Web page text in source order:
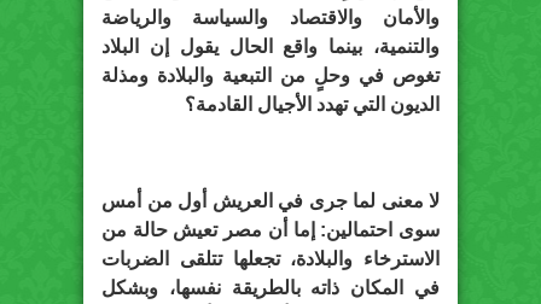
والأمان والاقتصاد والسياسة والرياضة
والتنمية، بينما واقع الحال يقول إن البلاد
تغوص في وحلٍ من التبعية والبلادة ومذلة
الديون التي تهدد الأجيال القادمة؟
لا معنى لما جرى في العريش أول من أمس
سوى احتمالين: إما أن مصر تعيش حالة من
الاسترخاء والبلادة، تجعلها تتلقى الضربات
في المكان ذاته بالطريقة نفسها، وبشكل